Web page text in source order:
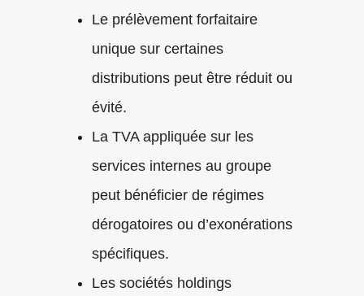
Le prélèvement forfaitaire
unique sur certaines
distributions peut être réduit ou
évité.
La TVA appliquée sur les
services internes au groupe
peut bénéficier de régimes
dérogatoires ou d’exonérations
spécifiques.
Les sociétés holdings